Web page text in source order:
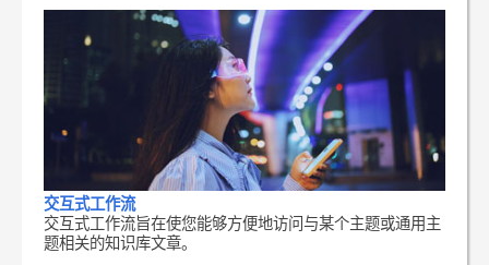
交互式工作流
交互式工作流旨在使您能够方便地访问与某个主题或通用主
题相关的知识库文章。